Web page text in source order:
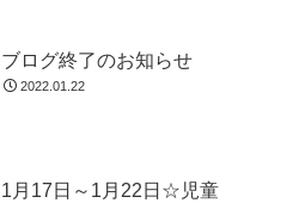
ブログ終了のお知らせ
2022.01.22
1月17日～1月22日☆児童